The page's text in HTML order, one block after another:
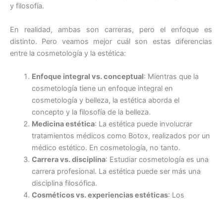
y filosofía.
En realidad, ambas son carreras, pero el enfoque es
distinto. Pero veamos mejor cuál son estas diferencias
entre la cosmetología y la estética:
Enfoque integral vs. conceptual: Mientras que la
cosmetología tiene un enfoque integral en
cosmetología y belleza, la estética aborda el
concepto y la filosofía de la belleza.
Medicina estética: La estética puede involucrar
tratamientos médicos como Botox, realizados por un
médico estético. En cosmetología, no tanto.
Carrera vs. disciplina: Estudiar cosmetología es una
carrera profesional. La estética puede ser más una
disciplina filosófica.
Cosméticos vs. experiencias estéticas: Los